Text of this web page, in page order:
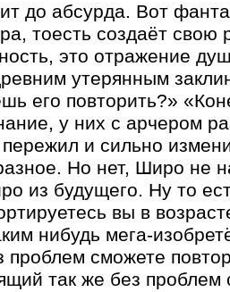
до абсурда. Вот
тоесть создаёт свою
это отражение
утерянным
его повторить?»
у них с арчером
пережил и сильно
Но нет, Широ не
из будущего. Ну то
вы в
нибудь мега-
проблем сможете
так же без проблем